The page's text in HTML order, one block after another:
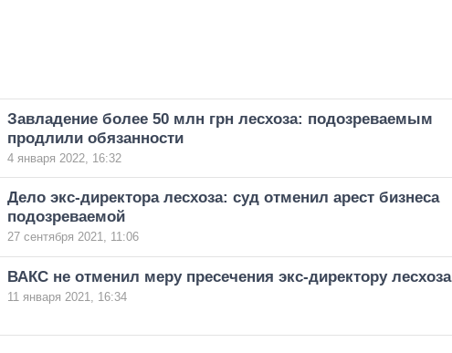
Завладение более 50 млн грн лесхоза: подозреваемым
продлили обязанности
4 января 2022, 16:32
Дело экс-директора лесхоза: суд отменил арест бизнеса
подозреваемой
27 сентября 2021, 11:06
ВАКС не отменил меру пресечения экс-директору лесхоза
11 января 2021, 16:34